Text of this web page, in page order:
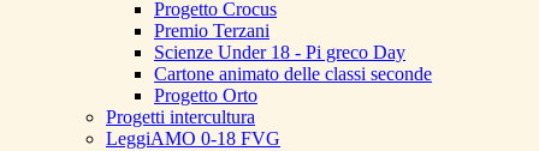
Progetto Crocus
Premio Terzani
Scienze Under 18 - Pi greco Day
Cartone animato delle classi seconde
Progetto Orto
Progetti intercultura
LeggiAMO 0-18 FVG